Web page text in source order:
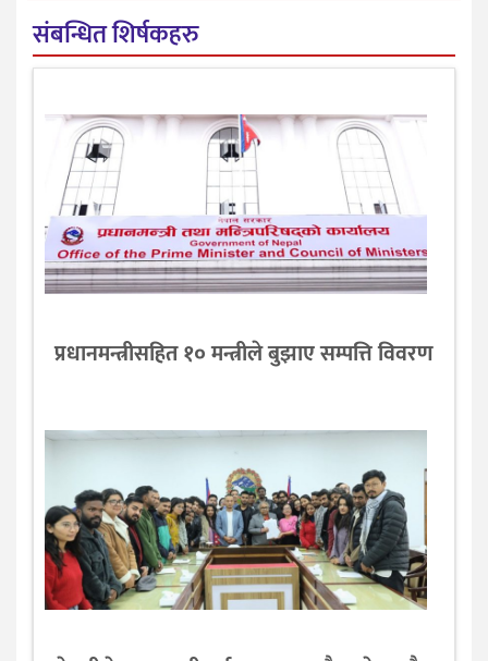
संबन्धित शिर्षकहरु
प्रधानमन्त्रीसहित १० मन्त्रीले बुझाए सम्पत्ति विवरण